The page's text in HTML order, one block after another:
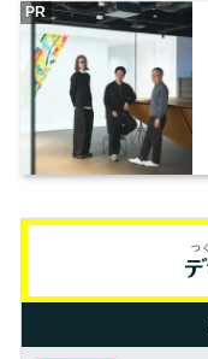
PR